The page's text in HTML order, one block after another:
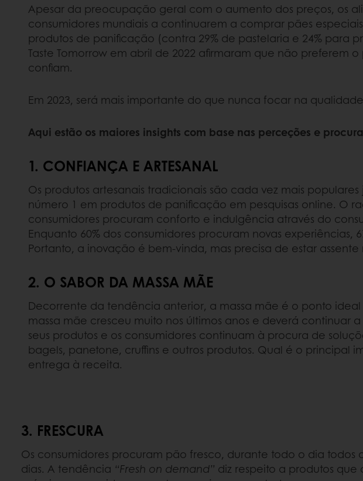
Apesar da preocupação geral com o aumento dos preços, os
consumidores mundiais a continuarem a comprar pães especiais
produtos de panificação (contra 29% de pastelaria e 24% para
Taste Tomorrow em abril de 2022 afirmaram que não
confiam.
Em 2023, será mais importante do que nunca focar na
Aqui estão os maiores insights com base nas perceções e
1. CONFIANÇA E ARTESANAL
Os produtos artesanais tradicionais são cada vez mais
número 1 em produtos de panificação em pesquisas online. O
consumidores procuram conforto e indulgência através do
Enquanto 60% dos consumidores procuram novas
Portanto, a inovação é bem-vinda, mas precisa de estar
2. O SABOR DA MASSA MÃE
Decorrente da tendência anterior, a massa mãe é o ponto
massa mãe cresceu muito nos últimos anos e deverá continuar
seus produtos e os consumidores continuam à procura de
bagels, panetone, cruffins e outros produtos. Qual é o principal
entrega à receita.
3. FRESCURA
Os consumidores procuram pão fresco, durante todo o dia todos
dias. A tendência “Fresh on demand” diz respeito a produtos que